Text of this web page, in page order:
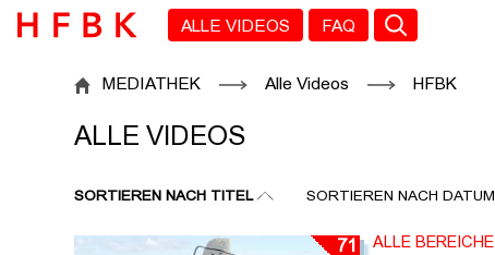
Zu den Filtern
Zur Metanavigation
Zur Hauptnavigation
Zur Suche
Zum Inhalt
Zum Seitenfuss ALLE VIDEOS FAQ
ALLE VIDEOS
MEDIATHEK Alle Videos HFBK
ALLE VIDEOS
SORTIEREN NACH TITEL SORTIEREN NACH DATUM
71 ALLE BEREICHE